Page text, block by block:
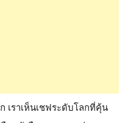
เราเห็นเชฟระดับโลกที่คุ้น